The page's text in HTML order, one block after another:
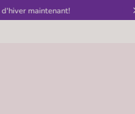
maintenant!